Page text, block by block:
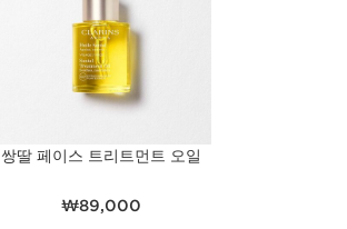
쌍딸 페이스 트리트먼트 오일
₩89,000